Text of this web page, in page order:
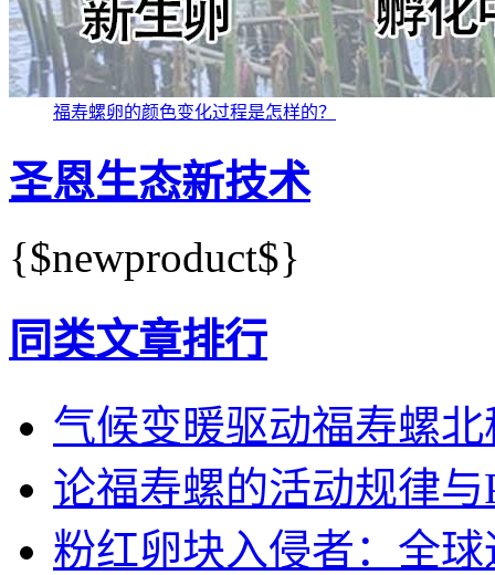
福寿螺卵的颜色变化过程是怎样的？
圣恩生态新技术
{$newproduct$}
同类文章排行
气候变暖驱动福寿螺北
论福寿螺的活动规律
粉红卵块入侵者：全